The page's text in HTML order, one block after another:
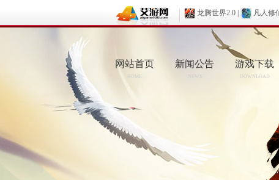
龙腾世界2.0 凡人修
网站首页
HOME
新闻公告
NEWS
游戏下载
DOWNLOAD